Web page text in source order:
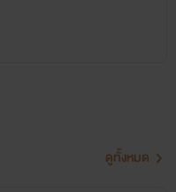
ดูทั้งหมด